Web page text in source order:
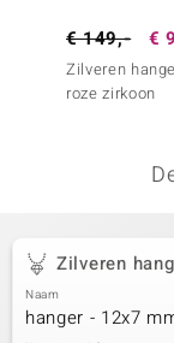
€ 149,- €
Zilveren
roze zirkoon
Zilveren
Naam
hanger - 12x7